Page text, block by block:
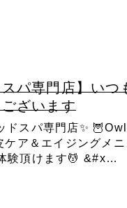
スパ専門店】い
ざいます
ドスパ専門店✨
ケア＆エイジングメニ
験頂けます💆 &#x…